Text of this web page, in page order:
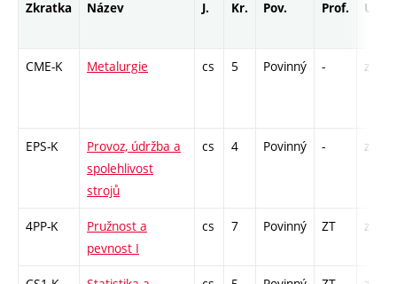
Zkratka Název J. Kr. Pov. Prof. Uk.
CME-K Metalurgie cs 5 Povinný - zá,zk
EPS-K
Provoz, údržba a
spolehlivost
strojů
cs 4 Povinný - zá,zk
4PP-K
Pružnost a
pevnost I
cs 7 Povinný ZT zá,zk